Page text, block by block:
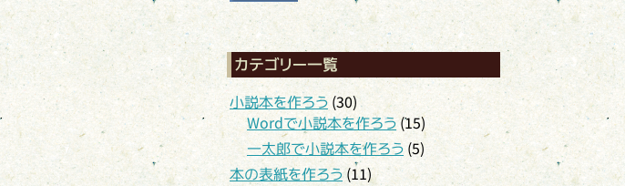
カテゴリー一覧
小説本を作ろう (30)
Wordで小説本を作ろう(15)
一太郎で小説本を作ろう (5)
本の表紙を作ろう(11)